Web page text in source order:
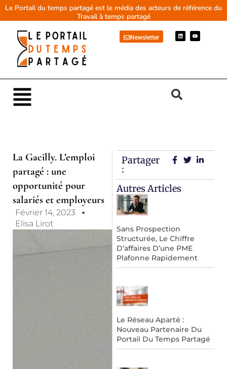
AllerLe Portail du temps partagé est le média des acteurs de référence du
Travail à temps partagé
Newsletter
L
i
n
Y
o
u
Main
Menu
La Gacilly. L’emploi
partagé : une
opportunité pour
salariés et employeurs
Février 14, 2023
Elisa Lirot
Partager
:
Autres Articles
Sans Prospection
Structurée, Le Chiffre
D’affaires D’une PME
Plafonne Rapidement
Le Réseau Aparté :
Nouveau Partenaire Du
Portail Du Temps Partagé